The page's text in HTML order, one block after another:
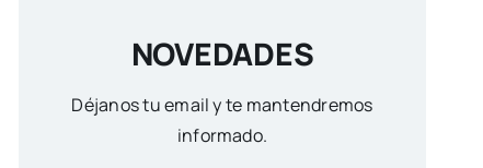
NOVEDADES
Déjanos tu email y te mantendremos
informado.